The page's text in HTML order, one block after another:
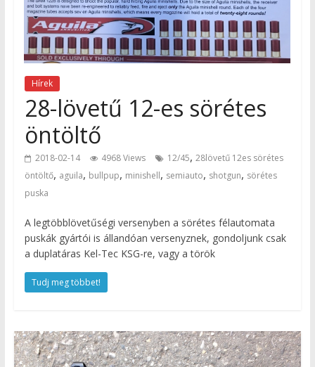
Hírek
28-lövetű 12-es sörétes
öntöltő
2018-02-14 4968 Views 12/45, 28lövetű 12es sörétes
öntöltő, aguila, bullpup, minishell, semiauto, shotgun, sörétes
puska
A legtöbblövetűségi versenyben a sörétes félautomata
puskák gyártói is állandóan versenyznek, gondoljunk csak
a duplatáras Kel-Tec KSG-re, vagy a török
Tudj meg többet!